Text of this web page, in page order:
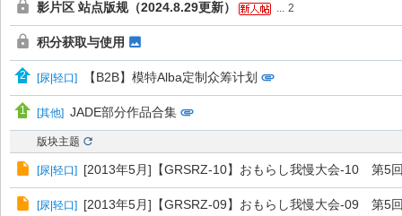
影片区 站点版规（2024.8.29更新） ... 2
积分获取与使用
[尿|轻口] 【B2B】模特Alba定制众筹计划
[其他] JADE部分作品合集
版块主题
[尿|轻口] [2013年5月]【GRSRZ-10】おもらし我慢大会-10 第5
[尿|轻口] [2013年5月]【GRSRZ-09】おもらし我慢大会-09 第5